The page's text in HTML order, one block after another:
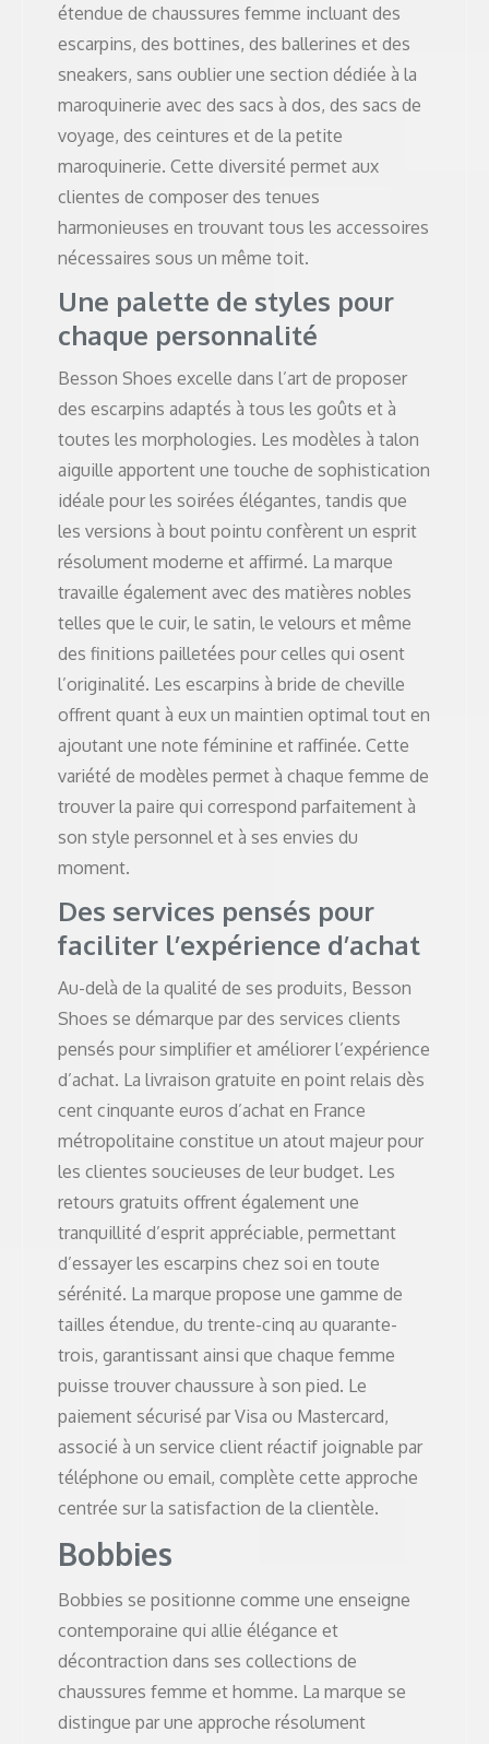
étendue de chaussures femme incluant des
escarpins, des bottines, des ballerines et des
sneakers, sans oublier une section dédiée à la
maroquinerie avec des sacs à dos, des sacs de
voyage, des ceintures et de la petite
maroquinerie. Cette diversité permet aux
clientes de composer des tenues
harmonieuses en trouvant tous les accessoires
nécessaires sous un même toit.
Une palette de styles pour
chaque personnalité
Besson Shoes excelle dans l’art de proposer
des escarpins adaptés à tous les goûts et à
toutes les morphologies. Les modèles à talon
aiguille apportent une touche de sophistication
idéale pour les soirées élégantes, tandis que
les versions à bout pointu confèrent un esprit
résolument moderne et affirmé. La marque
travaille également avec des matières nobles
telles que le cuir, le satin, le velours et même
des finitions pailletées pour celles qui osent
l’originalité. Les escarpins à bride de cheville
offrent quant à eux un maintien optimal tout en
ajoutant une note féminine et raffinée. Cette
variété de modèles permet à chaque femme de
trouver la paire qui correspond parfaitement à
son style personnel et à ses envies du
moment.
Des services pensés pour
faciliter l’expérience d’achat
Au-delà de la qualité de ses produits, Besson
Shoes se démarque par des services clients
pensés pour simplifier et améliorer l’expérience
d’achat. La livraison gratuite en point relais dès
cent cinquante euros d’achat en France
métropolitaine constitue un atout majeur pour
les clientes soucieuses de leur budget. Les
retours gratuits offrent également une
tranquillité d’esprit appréciable, permettant
d’essayer les escarpins chez soi en toute
sérénité. La marque propose une gamme de
tailles étendue, du trente-cinq au quarante-
trois, garantissant ainsi que chaque femme
puisse trouver chaussure à son pied. Le
paiement sécurisé par Visa ou Mastercard,
associé à un service client réactif joignable par
téléphone ou email, complète cette approche
centrée sur la satisfaction de la clientèle.
Bobbies
Bobbies se positionne comme une enseigne
contemporaine qui allie élégance et
décontraction dans ses collections de
chaussures femme et homme. La marque se
distingue par une approche résolument